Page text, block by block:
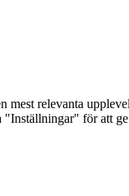
mest relevanta
för att